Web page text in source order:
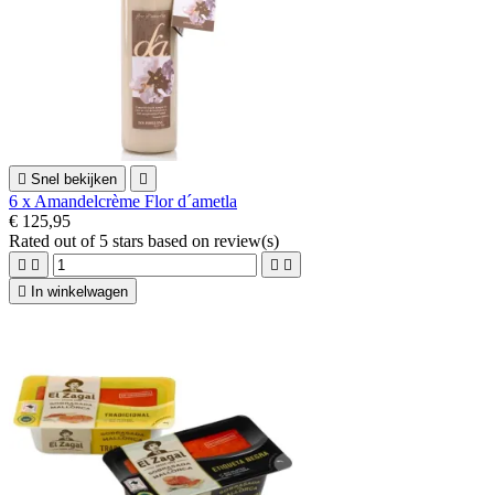
 Snel bekijken 
6 x Amandelcrème Flor d´ametla
€ 125,95
Rated out of 5 stars based on review(s)
   

In winkelwagen